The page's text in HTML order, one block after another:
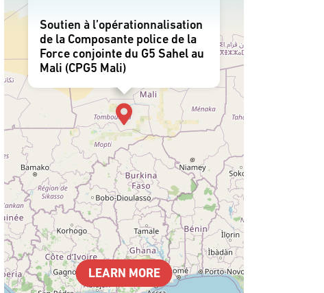
Soutien à l’opérationnalisation
de la Composante police de la
Force conjointe du G5 Sahel au
Mali (CPG5 Mali)
LEARN MORE